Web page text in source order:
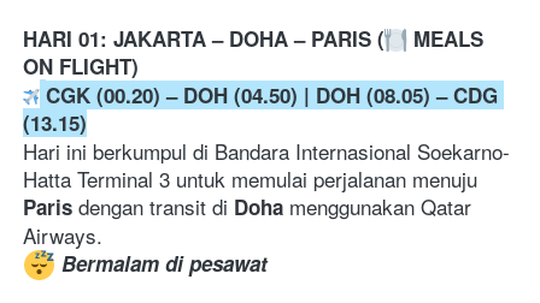
HARI 01: JAKARTA – DOHA – PARIS (
MEALS
ON FLIGHT)
CGK (00.20) – DOH (04.50) | DOH (08.05) – CDG
(13.15)
Hari ini berkumpul di Bandara Internasional Soekarno-
Paris dengan transit di Doha menggunakan Qatar
Airways.
Bermalam di pesawat